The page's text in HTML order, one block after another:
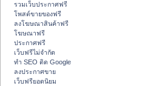
รวมเว็บประกาศฟรี
โพสต์ขายของฟรี
ลงโฆษณาสินค้าฟรี
โฆษณาฟรี
ประกาศฟรี
เว็บฟรีไม่จำกัด
ทำ SEO ติด Google
ลงประกาศขาย
เว็บฟรียอดนิยม